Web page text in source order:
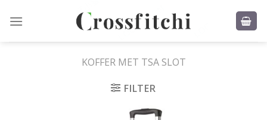
KOFFER MET TSA SLOT
FILTER